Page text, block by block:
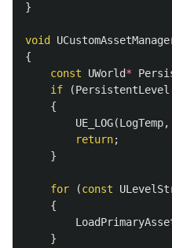
}
void
{
const
UWorld*
if
(PersistentLevel
{
UE_LOG(LogTemp,
return;
}
for (const
{
}